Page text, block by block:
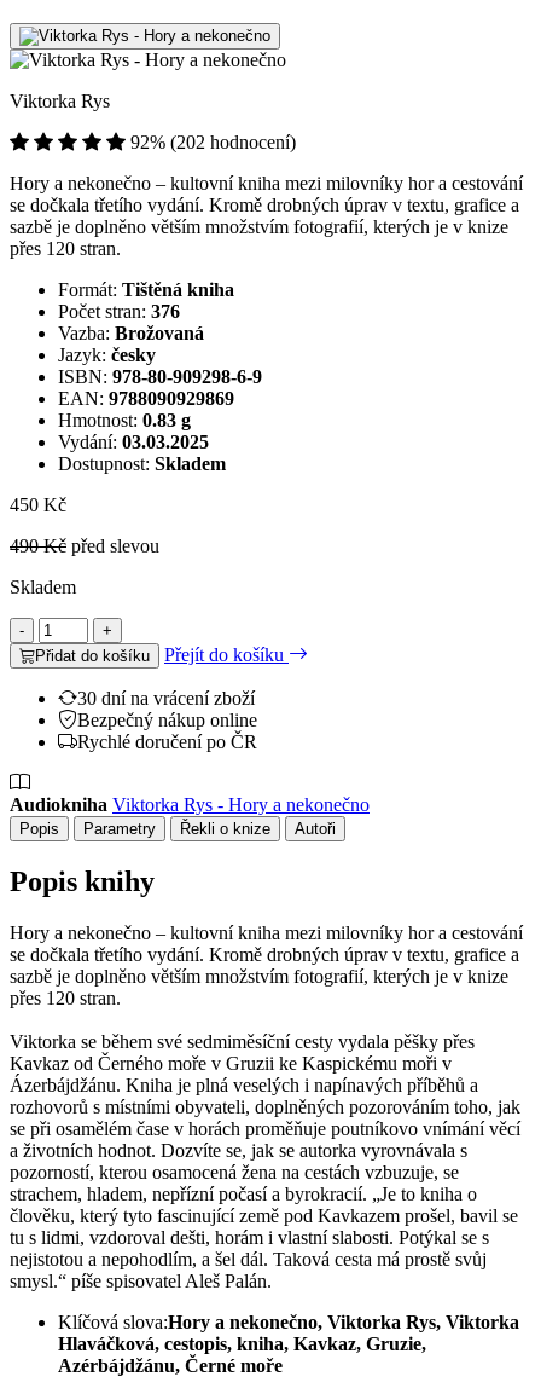
Viktorka Rys
92% (202 hodnocení)
Hory a nekonečno –⁠⁠⁠⁠ k⁠⁠ultovní kniha mezi milovníky hor a cestování
se dočkala třetího vydání. Kromě drobných úprav v textu, grafice a
sazbě je doplněno větším množstvím fotografií, kterých je v knize
přes 120 stran.
Formát: Tištěná kniha
Počet stran: 376
Vazba: Brožovaná
Jazyk: česky
ISBN: 978-80-909298-6-9
EAN: 9788090929869
Hmotnost: 0.83 g
Vydání: 03.03.2025
Dostupnost: Skladem
450 Kč
490 Kč před slevou
Skladem
-
+
Přidat do košíku
Přejít do košíku
30 dní na vrácení zboží
Bezpečný nákup online
Rychlé doručení po ČR
Audiokniha Viktorka Rys - Hory a nekonečno
Popis Parametry Řekli o knize Autoři
Popis knihy
Hory a nekonečno –⁠⁠⁠⁠ k⁠⁠ultovní kniha mezi milovníky hor a cestování
se dočkala třetího vydání. Kromě drobných úprav v textu, grafice a
sazbě je doplněno větším množstvím fotografií, kterých je v knize
přes 120 stran.
Viktorka se během své sedmiměsíční cesty vydala pěšky přes
Kavkaz od Černého moře v Gruzii ke Kaspickému moři v
Ázerbájdžánu. Kniha je plná veselých i napínavých příběhů a
rozhovorů s místními obyvateli, doplněných pozorováním toho, jak
se při osamělém čase v horách proměňuje poutníkovo vnímání věcí
a životních hodnot. Dozvíte se, jak se autorka vyrovnávala s
pozorností, kterou osamocená žena na cestách vzbuzuje, se
strachem, hladem, nepřízní počasí a byrokracií. „Je to kniha o
člověku, který tyto fascinující země pod Kavkazem prošel, bavil se
tu s lidmi, vzdoroval dešti, horám i vlastní slabosti. Potýkal se s
nejistotou a nepohodlím, a šel dál. Taková cesta má prostě svůj
smysl.“ píše spisovatel Aleš Palán.
Klíčová slova:Hory a nekonečno, Viktorka Rys, Viktorka
Hlaváčková, cestopis, kniha, Kavkaz, Gruzie,
Azérbájdžánu, Černé moře